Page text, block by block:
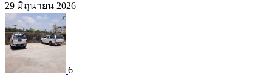
29 มิถุนายน 2026
6